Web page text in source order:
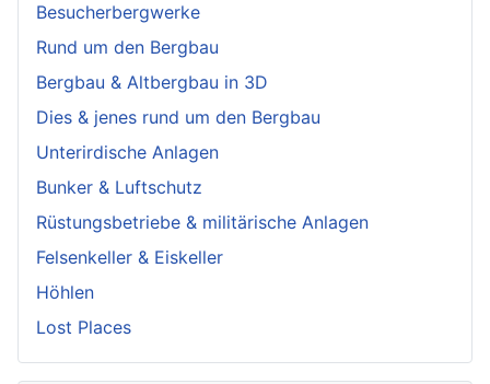
Besucherbergwerke
Rund um den Bergbau
Bergbau & Altbergbau in 3D
Dies & jenes rund um den Bergbau
Unterirdische Anlagen
Bunker & Luftschutz
Rüstungsbetriebe & militärische Anlagen
Felsenkeller & Eiskeller
Höhlen
Lost Places